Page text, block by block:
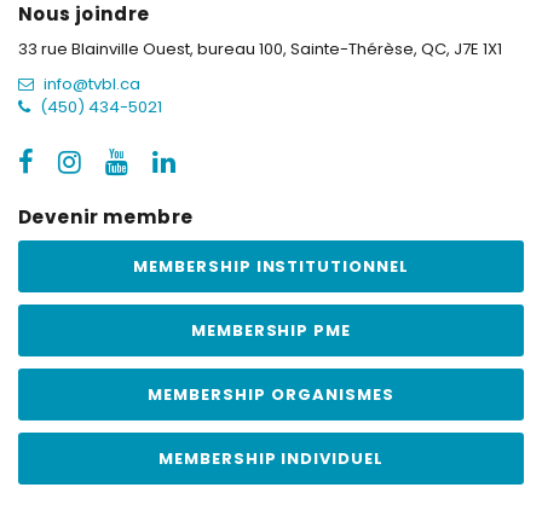
Nous joindre
33 rue Blainville Ouest, bureau 100, Sainte-Thérèse, QC, J7E 1X1
info@tvbl.ca
(450) 434-5021
Devenir membre
MEMBERSHIP INSTITUTIONNEL
MEMBERSHIP PME
MEMBERSHIP ORGANISMES
MEMBERSHIP INDIVIDUEL